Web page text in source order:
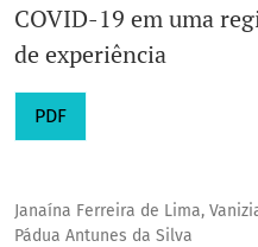
COVID-19 em uma
de experiência
PDF
Janaína Ferreira de Lima,
Pádua Antunes da Silva